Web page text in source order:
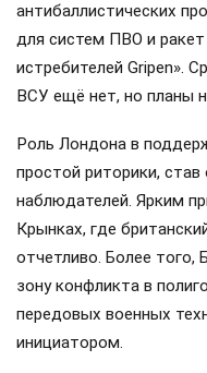
антибаллистических
для систем ПВО и
истребителей Gripen».
ВСУ ещё нет, но планы
Роль Лондона в
простой риторики,
наблюдателей. Ярким
Крынках, где
отчетливо. Более того,
зону конфликта в
передовых военных
инициатором.